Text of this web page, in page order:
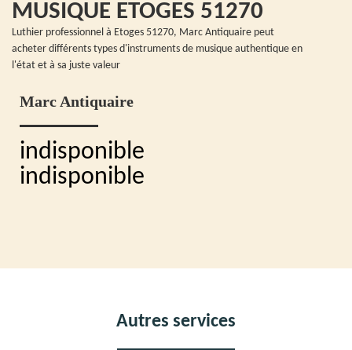
MUSIQUE ETOGES 51270
Luthier professionnel à Etoges 51270, Marc Antiquaire peut
acheter différents types d'instruments de musique authentique en
l'état et à sa juste valeur
Marc Antiquaire
indisponible
indisponible
Autres services